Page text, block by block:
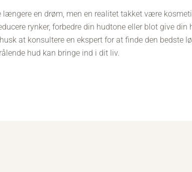
længere en drøm, men en realitet takket være
rynker, forbedre din hudtone eller blot give din
at konsultere en ekspert for at finde den bedste
hud kan bringe ind i dit liv.